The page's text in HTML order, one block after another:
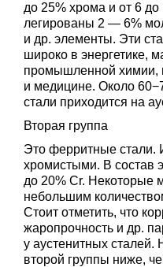
до 25% хрома и от 6
легированы 2 — 6%
и др. элементы. Эти
широко в энергетике,
промышленной химии,
и медицине. Около
стали приходится на
Вторая группа
Это ферритные
хромистыми. В состав
до 20% Cr. Некоторые
небольшим
Стоит отметить, что
жаропрочность и др.
у аустенитных сталей.
второй группы ниже,